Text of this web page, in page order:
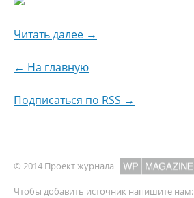
Читать далее →
← На главную
Подписаться по RSS →
© 2014 Проект журнала
Чтобы добавить источник напишите нам: